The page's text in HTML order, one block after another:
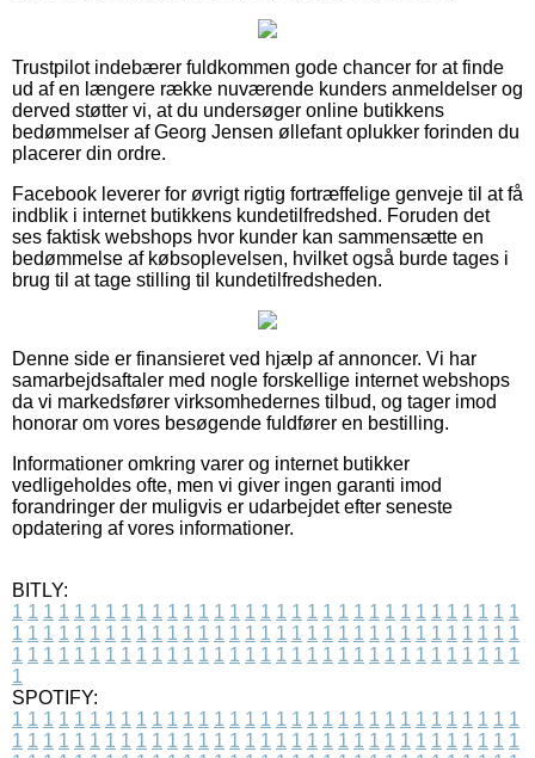
Trustpilot indebærer fuldkommen gode chancer for at finde
ud af en længere række nuværende kunders anmeldelser og
derved støtter vi, at du undersøger online butikkens
bedømmelser af Georg Jensen øllefant oplukker forinden du
placerer din ordre.
Facebook leverer for øvrigt rigtig fortræffelige genveje til at få
indblik i internet butikkens kundetilfredshed. Foruden det
ses faktisk webshops hvor kunder kan sammensætte en
bedømmelse af købsoplevelsen, hvilket også burde tages i
brug til at tage stilling til kundetilfredsheden.
Denne side er finansieret ved hjælp af annoncer. Vi har
samarbejdsaftaler med nogle forskellige internet webshops
da vi markedsfører virksomhedernes tilbud, og tager imod
honorar om vores besøgende fuldfører en bestilling.
Informationer omkring varer og internet butikker
vedligeholdes ofte, men vi giver ingen garanti imod
forandringer der muligvis er udarbejdet efter seneste
opdatering af vores informationer.
BITLY:
1 1 1 1 1 1 1 1 1 1 1 1 1 1 1 1 1 1 1 1 1 1 1 1 1 1 1 1 1 1 1 1 1
1 1 1 1 1 1 1 1 1 1 1 1 1 1 1 1 1 1 1 1 1 1 1 1 1 1 1 1 1 1 1 1 1
1 1 1 1 1 1 1 1 1 1 1 1 1 1 1 1 1 1 1 1 1 1 1 1 1 1 1 1 1 1 1 1 1
1
SPOTIFY:
1 1 1 1 1 1 1 1 1 1 1 1 1 1 1 1 1 1 1 1 1 1 1 1 1 1 1 1 1 1 1 1 1
1 1 1 1 1 1 1 1 1 1 1 1 1 1 1 1 1 1 1 1 1 1 1 1 1 1 1 1 1 1 1 1 1